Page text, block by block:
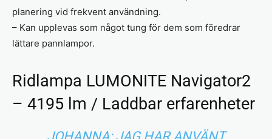
planering vid frekvent användning.
– Kan upplevas som något tung för dem som föredrar
lättare pannlampor.
Ridlampa LUMONITE Navigator2
– 4195 lm / Laddbar erfarenheter
JOHANNA: JAG HAR ANVÄNT